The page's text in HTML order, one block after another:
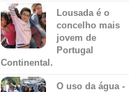
Lousada é o
concelho mais
jovem de
Portugal
Continental.
O uso da água -